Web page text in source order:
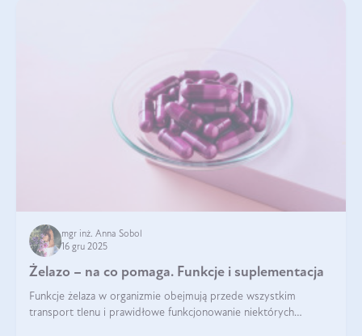
mgr inż. Anna Sobol
16 gru 2025
Żelazo – na co pomaga. Funkcje i suplementacja
Funkcje żelaza w organizmie obejmują przede wszystkim
transport tlenu i prawidłowe funkcjonowanie niektórych